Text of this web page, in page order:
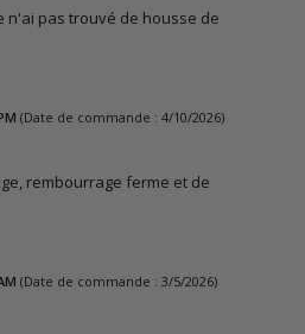
n'ai pas trouvé de housse de
(Date de commande : 4/10/2026)
rembourrage ferme et de
(Date de commande : 3/5/2026)